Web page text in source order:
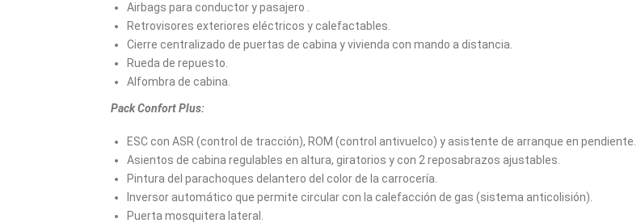
Airbags para conductor y pasajero .
Retrovisores exteriores eléctricos y calefactables.
Cierre centralizado de puertas de cabina y vivienda con mando a distancia.
Rueda de repuesto.
Alfombra de cabina.
Pack Confort Plus:
ESC con ASR (control de tracción), ROM (control antivuelco) y asistente de arranque en pendiente.
Asientos de cabina regulables en altura, giratorios y con 2 reposabrazos ajustables.
Pintura del parachoques delantero del color de la carrocería.
Inversor automático que permite circular con la calefacción de gas (sistema anticolisión).
Puerta mosquitera lateral.